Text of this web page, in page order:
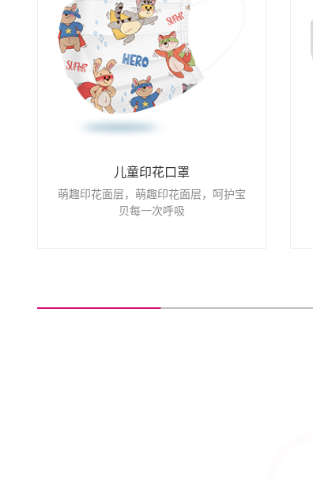
儿童印花口罩
萌趣印花面层，萌趣印花面层，呵护宝
贝每一次呼吸